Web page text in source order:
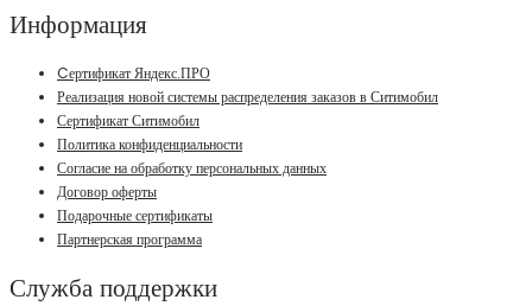
Информация
Cертификат Яндекс.ПРО
Реализация новой системы распределения заказов в Ситимобил
Сертификат Ситимобил
Политика конфиденциальности
Согласие на обработку персональных данных
Договор оферты
Подарочные сертификаты
Партнерская программа
Служба поддержки